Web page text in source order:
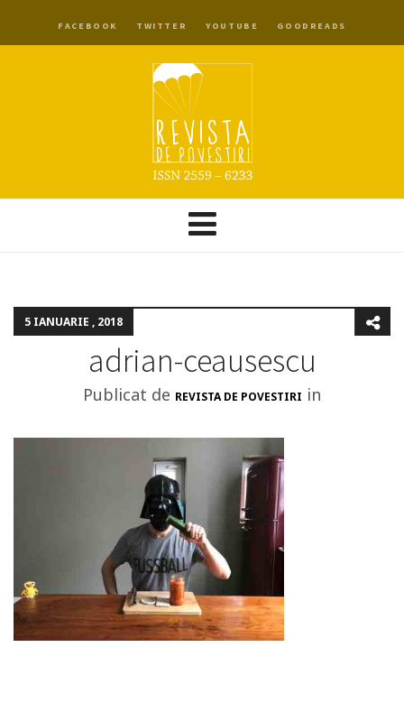
FACEBOOK TWITTER YOUTUBE GOODREADS
5 IANUARIE , 2018
adrian-ceausescu
Publicat de REVISTA DE POVESTIRI in